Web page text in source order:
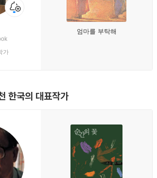
가
엄마를 부탁해
한국의 대표작가